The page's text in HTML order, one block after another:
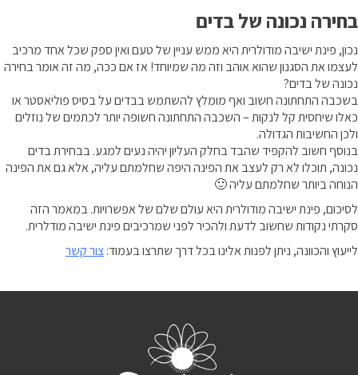
בחירה נכונה של בדים
נכון, פינת ישיבה מודולרית היא ממש עניין של טעם ואין ספק שכל אחד מרכיב
לעצמו את הסגנון שהוא אוהב וזה מה שמיוחד! אז אם ככה, מה זה אומר בחירה
נכונה של בדים?
בשכבה התחתונה חשוב ואף מומלץ להשתמש בבדים על בסיס פוליאסטר או
כאלו שיחסית קל לנקות – השכבה התחתונה חשופה יותר לכתמים של נוזלים
ולכן החשיבות הגדולה.
בנוסף חשוב להקפיד שהבד בחלק העליון יהיה נעים למגע. בבחירת בדים
נכונה, תוכלו לא רק לעצב את הפינה היפה שחלמתם עליה, אלא גם את הפינה
הנוחה ביותר שחלמתם עליה 🙂
לסיכום, פינת ישיבה מודולרית היא עולם שלם של אפשרויות. במאמר הזה
סקרתי נקודות שחשוב לדעת ולהכיר לפני שמרכיבים פינת ישיבה מודלרית.
לייעוץ והכוונה, ניתן לפנות אלינו בכל דרך שתרצו בעמוד:צור קשר